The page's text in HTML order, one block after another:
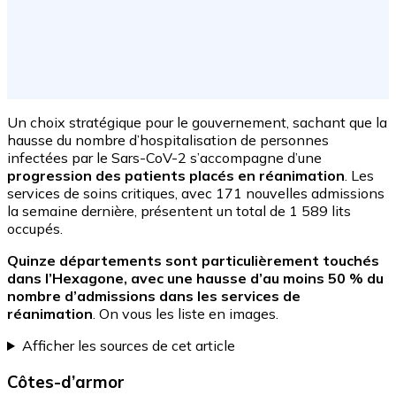
Un choix stratégique pour le gouvernement, sachant que la
hausse du nombre d’hospitalisation de personnes
infectées par le Sars-CoV-2 s’accompagne d’une
progression des patients placés en réanimation. Les
services de soins critiques, avec 171 nouvelles admissions
la semaine dernière, présentent un total de 1 589 lits
occupés.
Quinze départements sont particulièrement touchés
dans l’Hexagone, avec une hausse d’au moins 50 % du
nombre d’admissions dans les services de
réanimation. On vous les liste en images.
Afficher les sources de cet article
Côtes-d’armor